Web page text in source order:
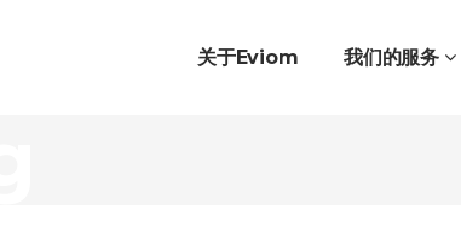
关于eviom 我们的服务